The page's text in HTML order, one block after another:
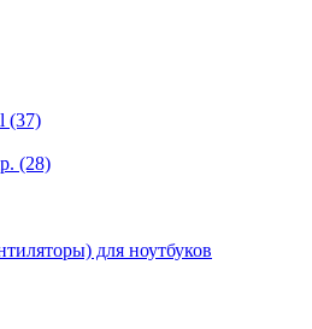
(37)
(28)
для ноутбуков